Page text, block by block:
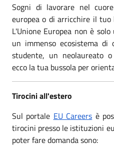
Sogni di lavorare nel
europea o di arricchire il
L'Unione Europea non è
un immenso ecosistema
studente, un neolaureato
ecco la tua bussola per
Tirocini all'estero
Sul portale EU Careers è
tirocini presso le istituzioni
poter fare domanda sono: